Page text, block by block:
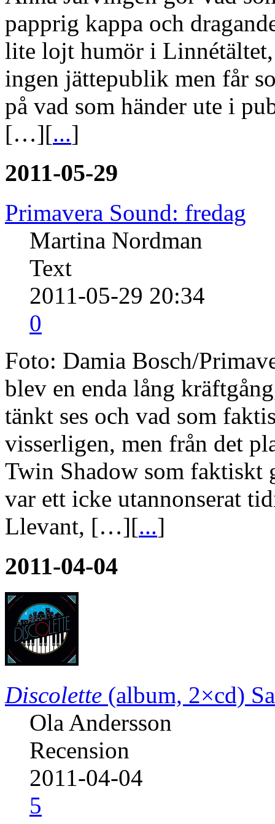
papprig kappa och
lite lojt humör i
ingen jättepublik men får
på vad som händer ute i
[…][...]
2011-05-29
Primavera Sound: fredag
Martina Nordman
Text
2011-05-29 20:34
0
Foto: Damia Bosch/
blev en enda lång
tänkt ses och vad som
visserligen, men från det
Twin Shadow som faktiskt
var ett icke utannonserat
Llevant, […][...]
2011-04-04
Discolette (album, 2×cd)
Ola Andersson
Recension
2011-04-04
5